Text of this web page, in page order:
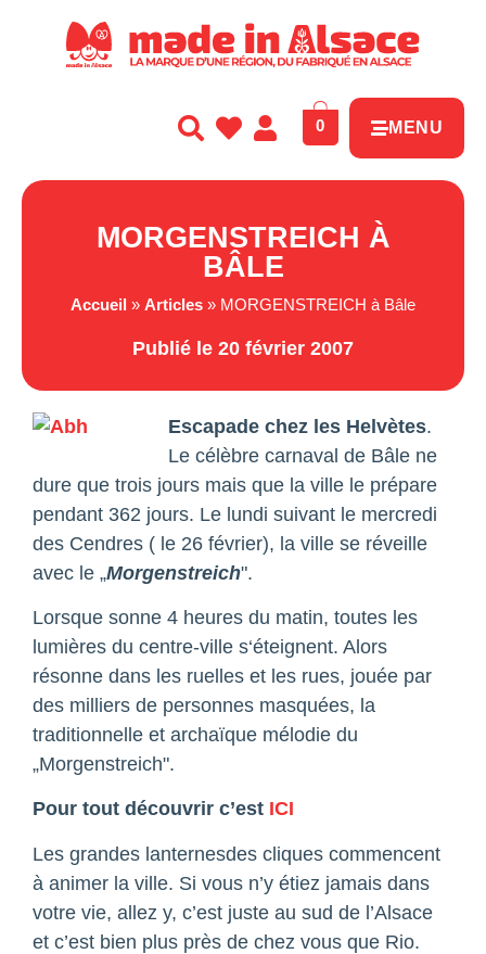
0 MENU
MORGENSTREICH À
BÂLE
Accueil » Articles » MORGENSTREICH à Bâle
Publié le 20 février 2007
Escapade chez les Helvètes.
Le célèbre carnaval de Bâle ne
dure que trois jours mais que la ville le prépare
pendant 362 jours. Le lundi suivant le mercredi
des Cendres ( le 26 février), la ville se réveille
avec le „Morgenstreich".
Lorsque sonne 4 heures du matin, toutes les
lumières du centre-ville s‘éteignent. Alors
résonne dans les ruelles et les rues, jouée par
des milliers de personnes masquées, la
traditionnelle et archaïque mélodie du
„Morgenstreich".
Pour tout découvrir c’est ICI
Les grandes lanternesdes cliques commencent
à animer la ville. Si vous n’y étiez jamais dans
votre vie, allez y, c’est juste au sud de l’Alsace
et c’est bien plus près de chez vous que Rio.